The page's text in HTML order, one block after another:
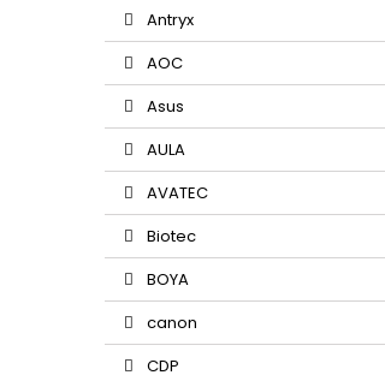
Antryx
AOC
Asus
AULA
AVATEC
Biotec
BOYA
canon
CDP